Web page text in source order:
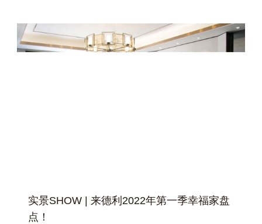
实景SHOW | 来德利2022年第一季幸福家盘
点！